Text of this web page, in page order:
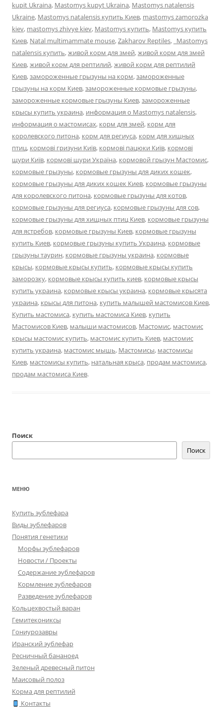
kupit Ukraina, Mastomys kupyt Ukraina, Mastomys natalensis
Ukraine, Mastomys natalensis купить Киев, mastomys zamorozka
kiev, mastomys zhivye kiev, Mastomys купить, Mastomys купить
Киев, Natal multimammate mouse,Zakharov Reptiles, Mastomys
natalensis купить,живой корм для змей,живой корм для змей
Киев,живой корм для рептилий,живой корм для рептилий
Киев,замороженные грызуны на корм,замороженные
грызуны на корм Киев,замороженные кормовые грызуны,
замороженные кормовые грызуны Киев,замороженные
крысы купить украина, информация о Mastomys natalensis,
информация о мастомисах, корм для змей, корм для
королевского питона, корм для региуса, корм для хищных
птиц, кормові гризуни Київ, кормові пацюки Київ, кормові
щури Київ, кормові щури Україна, кормовой грызун Мастомис,
кормовые грызуны, кормовые грызуны для диких кошек,
кормовые грызуны для диких кошек Киев, кормовые грызуны
для королевского питона, кормовые грызуны для котов,
кормовые грызуны для региуса, кормовые грызуны для сов,
кормовые грызуны для хищных птиц Киев, кормовые грызуны
для ястребов, кормовые грызуны Киев, кормовые грызуны
купить Киев, кормовые грызуны купить Украина, кормовые
грызуны таурин, кормовые грызуны украина, кормовые
крысы, кормовые крысы купить, кормовые крысы купить
заморозку, кормовые крысы купить киев, кормовые крысы
купить украина, кормовые крысы украина, кормовые крысята
украина, крысы для питона, купить малышей мастомисов Киев,
Купить мастомиса, купить мастомиса Киев, купить
Мастомисов Киев, малыши мастомисов, Мастомис, мастомис
крысы мастомис купить, мастомис купить Киев, мастомис
купить украина, мастомис мышь, Мастомисы, мастомисы
Киев, мастомисы купить, натальная крыса, продам мастомиса,
продам мастомиса Киев.
Поиск
Поиск
МЕНЮ
Купить эублефара
Виды эублефаров
Понятия генетики
Морфы эублефаров
Новости / Проекты
Содержание эублефаров
Кормление эублефаров
Разведение эублефаров
Кольцехвостый варан
Гемитекониксы
Гониурозавры
Иранский эублефар
Ресничный бананоед
Зеленый древесный питон
Маисовый полоз
Корма для рептилий
Контакты